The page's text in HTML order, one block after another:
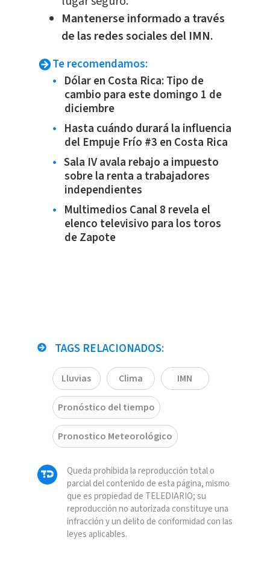
Mantenerse informado a través
de las redes sociales del IMN.
Te recomendamos:
Dólar en Costa Rica: Tipo de
cambio para este domingo 1 de
diciembre
Hasta cuándo durará la influencia
del Empuje Frío #3 en Costa Rica
Sala IV avala rebajo a impuesto
sobre la renta a trabajadores
independientes
Multimedios Canal 8 revela el
elenco televisivo para los toros
de Zapote
TAGS RELACIONADOS:
Lluvias Clima IMN
Pronóstico del tiempo
Pronostico Meteorológico
Queda prohibida la reproducción total o
parcial del contenido de esta página, mismo
que es propiedad de TELEDIARIO; su
reproducción no autorizada constituye una
infracción y un delito de conformidad con las
leyes aplicables.